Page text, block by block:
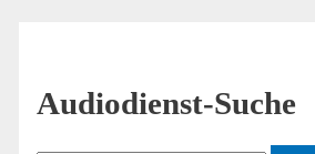
Audiodienst-Suche